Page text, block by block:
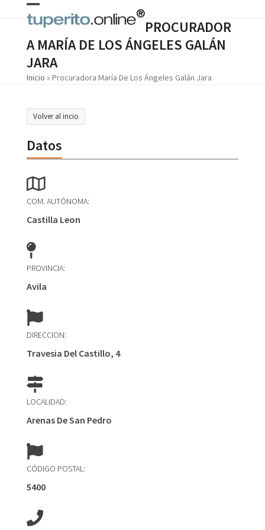
Open
mobile
menu
Close
mobile
menu
PROCURADOR
A MARÍA DE LOS ÁNGELES GALÁN
JARA
Inicio » Procuradora María De Los Ángeles Galán Jara
Volver al incio
Datos
COM. AUTÓNOMA:
Castilla Leon
PROVINCIA:
Avila
DIRECCION:
Travesia Del Castillo, 4
LOCALIDAD:
Arenas De San Pedro
CÓDIGO POSTAL:
5400